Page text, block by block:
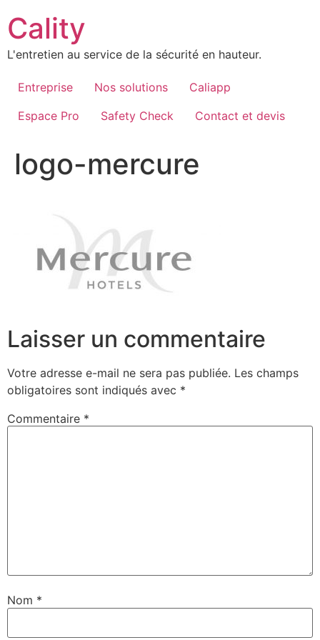
au
contenu
Cality
L'entretien au service de la sécurité en hauteur.
Entreprise Nos solutions
Caliapp
Espace Pro
Safety Check Contact et devis
logo-mercure
Laisser un commentaire
Votre adresse e-mail ne sera pas publiée. Les champs
obligatoires sont indiqués avec *
Commentaire *
Nom *